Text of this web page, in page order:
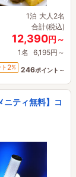
1泊 大人2名
合計(税込)
12,390円～
1名 6,195円～
2% 246ポイント～
ニティ無料】コ